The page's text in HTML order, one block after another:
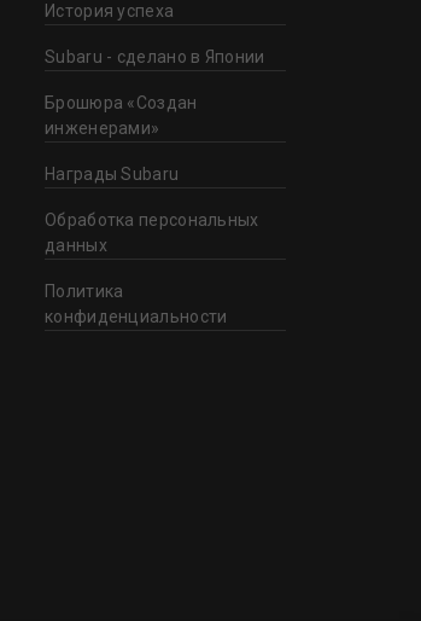
История успеха
Subaru - сделано в Японии
Брошюра «Создан
инженерами»
Награды Subaru
Обработка персональных
данных
Политика
конфиденциальности